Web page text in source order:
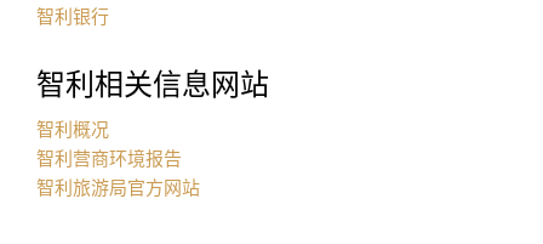
智利银行
智利相关信息网站
智利概况
智利营商环境报告
智利旅游局官方网站